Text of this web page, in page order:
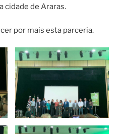
cidade de Araras.
por mais esta parceria.